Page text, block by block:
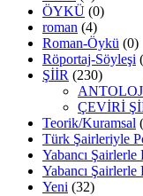
ÖYKÜ (0)
roman (4)
Roman-Öykü (0)
Röportaj-Söyleşi
ŞİİR (230)
ÇEVİRİ
Teorik/Kuramsal
Türk Şairleriyle
Yabancı
Yabancı
Yeni (32)